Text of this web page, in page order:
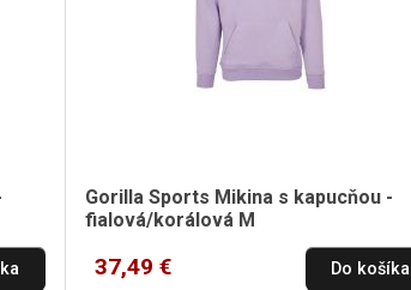
Gorilla Sports Mikina s kapucňou -
fialová/korálová M
37,49 € Do košíka